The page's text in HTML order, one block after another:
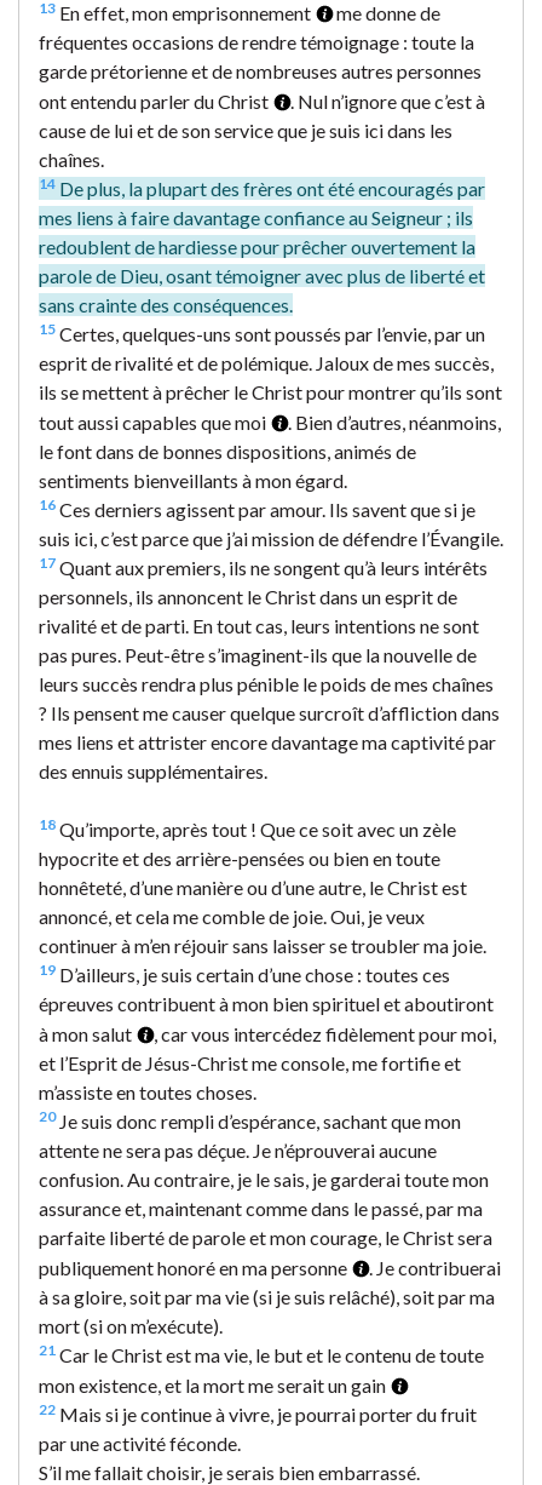
13 En effet, mon emprisonnement
me donne de
fréquentes occasions de rendre témoignage : toute la
garde prétorienne et de nombreuses autres personnes
ont entendu parler du Christ
. Nul n’ignore que c’est à
cause de lui et de son service que je suis ici dans les
chaînes.
14 De plus, la plupart des frères ont été encouragés par
mes liens à faire davantage confiance au Seigneur ; ils
redoublent de hardiesse pour prêcher ouvertement la
parole de Dieu, osant témoigner avec plus de liberté et
sans crainte des conséquences.
15 Certes, quelques-uns sont poussés par l’envie, par un
esprit de rivalité et de polémique. Jaloux de mes succès,
ils se mettent à prêcher le Christ pour montrer qu’ils sont
tout aussi capables que moi
. Bien d’autres, néanmoins,
le font dans de bonnes dispositions, animés de
sentiments bienveillants à mon égard.
16 Ces derniers agissent par amour. Ils savent que si je
suis ici, c’est parce que j’ai mission de défendre l’Évangile.
17 Quant aux premiers, ils ne songent qu’à leurs intérêts
personnels, ils annoncent le Christ dans un esprit de
rivalité et de parti. En tout cas, leurs intentions ne sont
pas pures. Peut-être s’imaginent-ils que la nouvelle de
leurs succès rendra plus pénible le poids de mes chaînes
? Ils pensent me causer quelque surcroît d’affliction dans
mes liens et attrister encore davantage ma captivité par
des ennuis supplémentaires.
18 Qu’importe, après tout ! Que ce soit avec un zèle
hypocrite et des arrière-pensées ou bien en toute
honnêteté, d’une manière ou d’une autre, le Christ est
annoncé, et cela me comble de joie. Oui, je veux
continuer à m’en réjouir sans laisser se troubler ma joie.
19 D’ailleurs, je suis certain d’une chose : toutes ces
épreuves contribuent à mon bien spirituel et aboutiront
à mon salut
, car vous intercédez fidèlement pour moi,
et l’Esprit de Jésus-Christ me console, me fortifie et
m’assiste en toutes choses.
20Je suis donc rempli d’espérance, sachant que mon
attente ne sera pas déçue. Je n’éprouverai aucune
confusion. Au contraire, je le sais, je garderai toute mon
assurance et, maintenant comme dans le passé, par ma
parfaite liberté de parole et mon courage, le Christ sera
publiquement honoré en ma personne
. Je contribuerai
à sa gloire, soit par ma vie (si je suis relâché), soit par ma
mort (si on m’exécute).
21 Car le Christ est ma vie, le but et le contenu de toute
mon existence, et la mort me serait un gain
22 Mais si je continue à vivre, je pourrai porter du fruit
par une activité féconde.
S’il me fallait choisir, je serais bien embarrassé.